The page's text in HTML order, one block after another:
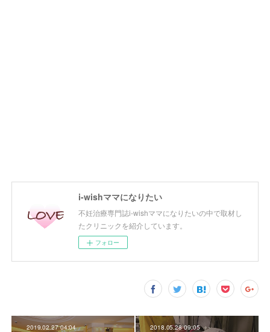
i-wishママになりたい
不妊治療専門誌i-wishママになりたいの中で取材し
たクリニックを紹介しています。
フォロー
2019.02.27 04:04 2018.05.28 09:05